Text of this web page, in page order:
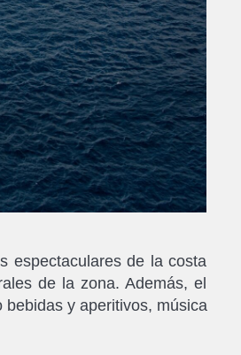
espectaculares de la costa
de la zona. Además, el
y aperitivos, música